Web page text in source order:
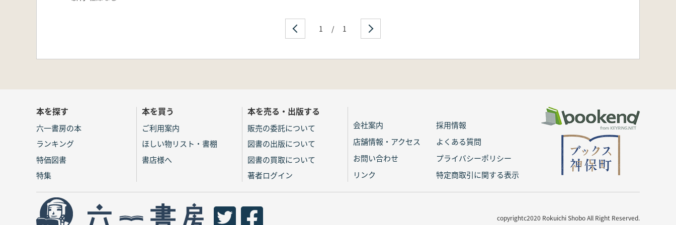
1 / 1
本を探す
六一書房の本
ランキング
特価図書
特集
本を買う
ご利用案内
ほしい物リスト・書棚
書店様へ
本を売る・出版する
販売の委託について
図書の出版について
図書の買取について
著者ログイン
会社案内
採用情報
店舗情報・アクセス
よくある質問
お問い合わせ
プライバシーポリシー
リンク
特定商取引に関する表示
copyrightc2020 Rokuichi Shobo All Right Reserved.